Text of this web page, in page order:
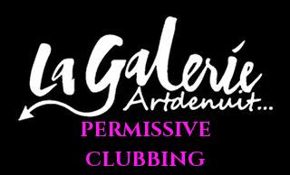
PERMISSIVE
CLUBBING